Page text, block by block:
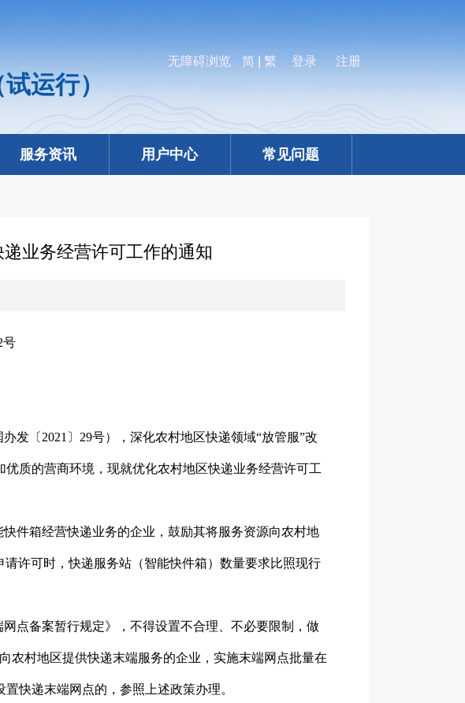
运行）
无障碍浏览 简 繁 登录 注册
服务资讯 用户中心 常见问题
业务经营许可工作的通知
号
发〔 2021〕29号），深化农村地区快递领域“放管服”改
质的营商环境，现就优化农村地区快递业务经营许可工
件箱经营快递业务的企业，鼓励其将服务资源向农村地
许可时，快递服务站（智能快件箱）数量要求比照现行
点备案暂行规定》，不得设置不合理、不必要限制，做
农村地区提供快递末端服务的企业，实施末端网点批量在
快递末端网点的，参照上述政策办理。